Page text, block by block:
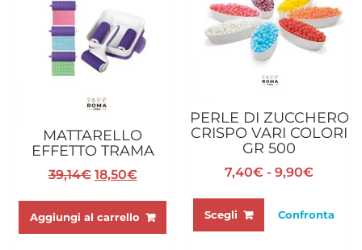
MATTARELLO
EFFETTO TRAMA
39,14€ Il
18,50€Il
Aggiungi al carrello
PERLE DI ZUCCHERO
CRISPO VARI COLORI
GR 500
7,40€ - 9,90€Fascia
Scegli
prodotto
Confronta